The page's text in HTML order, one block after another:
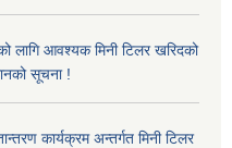
लागि आवश्यक मिनी टिलर खरिदको
सूचना !
कार्यक्रम अन्तर्गत मिनी टिलर